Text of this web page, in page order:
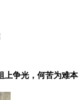
上争光，何苦为难本